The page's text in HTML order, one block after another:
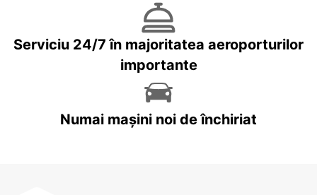
Serviciu 24/7 în majoritatea aeroporturilor
importante
Numai mașini noi de închiriat